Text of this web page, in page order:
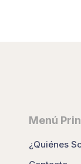
Menú
¿Quiénes